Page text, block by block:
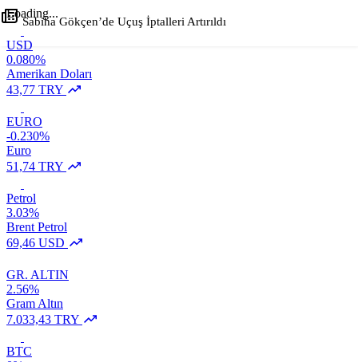
Loading...
USD
0.080%
Amerikan Doları
43,77 TRY
EURO
-0.230%
Euro
51,74 TRY
Petrol
3.03%
Brent Petrol
69,46 USD
GR. ALTIN
2.56%
Gram Altın
7.033,43 TRY
BTC
Sabiha Gökçen’de Uçuş İptalleri Artırıldı
+